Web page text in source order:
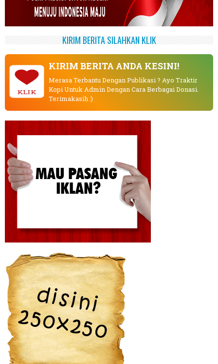
KIRIM BERITA SILAHKAN KLIK
KLIK
KIRIM BERITA ANDA KESINI!
Merasa Terbantu Dengan Publikasi ? Ayo Traktir
Kopi Untuk Admin Dengan Cara Berbagai Donasi.
Terimakasih :)